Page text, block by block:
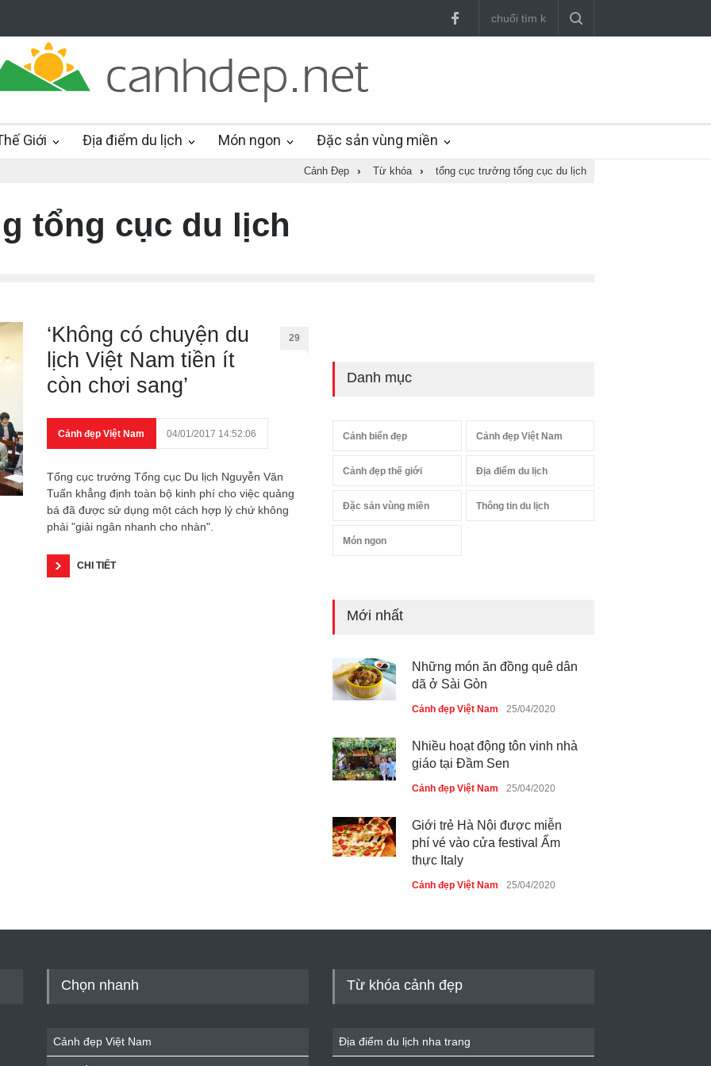
Giới Địa điểm du lịch Món ngon Đặc sản vùng miền
Cảnh Đẹp › Từ khóa › tổng cục trưởng tổng cục du lịch
tổng cục du lịch
‘Không có chuyện du
lịch Việt Nam tiền ít
còn chơi sang’
29
Cảnh đẹp Việt Nam 04/01/2017 14:52:06
Tổng cục trưởng Tổng cục Du lịch Nguyễn Văn
Tuấn khẳng định toàn bộ kinh phí cho việc quảng
bá đã được sử dụng một cách hợp lý chứ không
phải "giải ngân nhanh cho nhàn".
CHI TIẾT
Danh mục
Cảnh biển đẹp Cảnh đẹp Việt Nam
Cảnh đẹp thế giới Địa điểm du lịch
Đặc sản vùng miền Thông tin du lịch
Món ngon
Mới nhất
Những món ăn đồng quê dân
dã ở Sài Gòn
Cảnh đẹp Việt Nam 25/04/2020
Nhiều hoạt động tôn vinh nhà
giáo tại Đầm Sen
Cảnh đẹp Việt Nam 25/04/2020
Giới trẻ Hà Nội được miễn
phí vé vào cửa festival Ẩm
thực Italy
Cảnh đẹp Việt Nam 25/04/2020
Cảnh đẹp Việt Nam
Chọn nhanh
Cảnh đẹp Việt Nam
Từ khóa cảnh đẹp
Địa điểm du lịch nha trang